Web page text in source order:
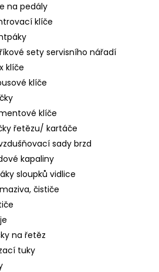
na pedály
klíče
sety servisního nářadí
klíče
klíče
klíče
řetězu/ kartáče
sady brzd
kapaliny
sloupků vidlice
čističe
na řetěz
tuky